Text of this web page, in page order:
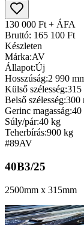
130 000 Ft + ÁFA
Bruttó: 165 100 Ft
Készleten
Márka:AV
Állapot:Új
Hosszúság:2 990
Külső szélesség:315
Belső szélesség:300
Gerinc magasság:40
Súly/pár:40 kg
Teherbírás:900 kg
#89AV
40B3/25
2500mm x 315mm